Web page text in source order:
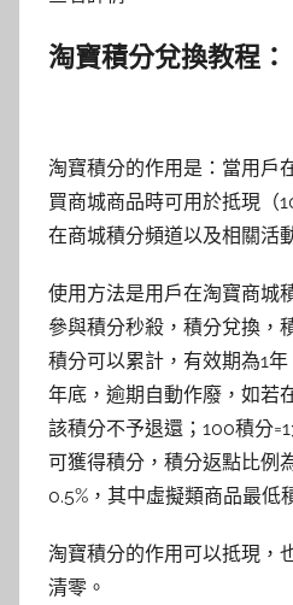
淘寶積分兌換教程：
淘寶積分的作用是：當用戶
買商城商品時可用於抵現（
在商城積分頻道以及相關活
使用方法是用戶在淘寶商城
參與積分秒殺，積分兌換，
積分可以累計，有效期為1
年底，逾期自動作廢，如若
該積分不予退還；100積分
可獲得積分，積分返點比例
0.5%，其中虛擬類商品最低
淘寶積分的作用可以抵現，
清零。